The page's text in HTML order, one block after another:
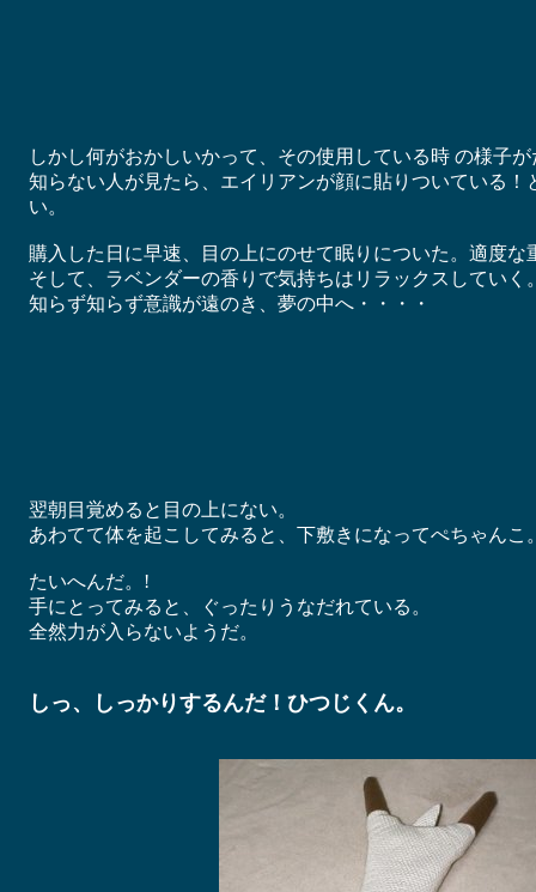
しかし何がおかしいかって、その使用している時 の様子
知らない人が見たら、エイリアンが顔に貼りついている！
い。
購入した日に早速、目の上にのせて眠りについた。適度な
そして、ラベンダーの香りで気持ちはリラックスしていく
知らず知らず意識が遠のき、夢の中へ・・・・
翌朝目覚めると目の上にない。
あわてて体を起こしてみると、下敷きになってぺちゃんこ
たいへんだ。!
手にとってみると、ぐったりうなだれている。
全然力が入らないようだ。
しっ、しっかりするんだ！ひつじくん。